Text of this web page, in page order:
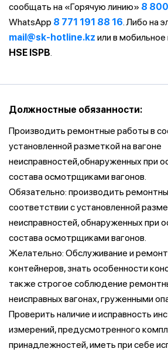
сообщать на «Горячую линию» 8
WhatsApp 8 771 191 88 16. Либо на
mail@sk-hotline.kz или в
HSE ISPB.
Должностные обязанности:
Производить ремонтные работы в
установленной разметкой на вагоне
неисправностей,обнаруженных при
состава осмотрщиками вагонов.
Обязательно: производить
соответствии с установленной
неисправностей, обнаруженных при
состава осмотрщиками вагонов.
Желательно: Обслуживание и ремонт
контейнеров, знать особенности
также строгое соблюдение
неисправных вагонах, груженными
Проверить наличие и исправность
измерений, предусмотренного
принадлежностей, иметь при себе